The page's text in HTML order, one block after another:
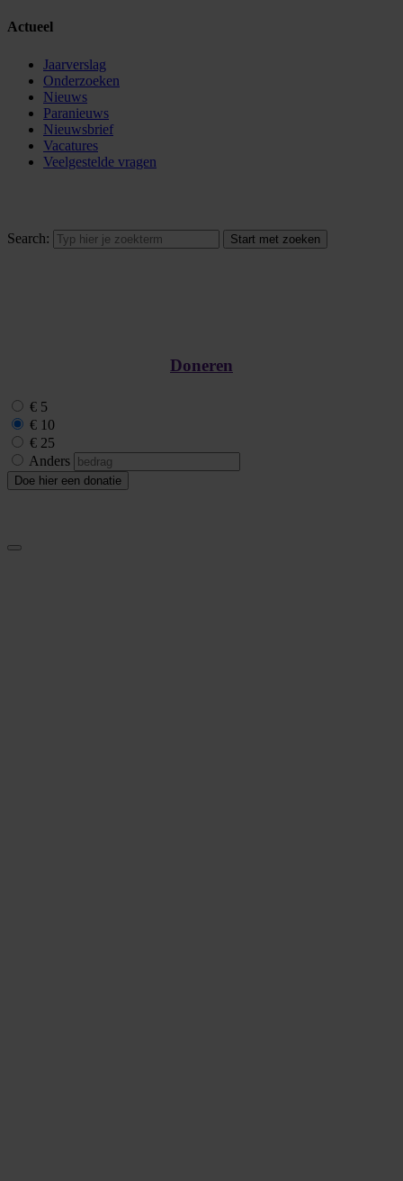
Actueel
Jaarverslag
Onderzoeken
Nieuws
Paranieuws
Nieuwsbrief
Vacatures
Veelgestelde vragen
Search:
Doneren
€ 5
€ 10
€ 25
Anders
Doe hier een donatie